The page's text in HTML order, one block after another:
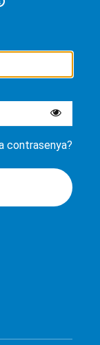
contrasenya?